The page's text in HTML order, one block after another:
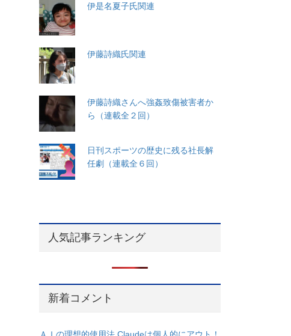
伊是名夏子氏関連
伊藤詩織氏関連
伊藤詩織さんへ強姦致傷被害者か
ら（連載全２回）
日刊スポーツの歴史に残る社長解
任劇（連載全６回）
人気記事ランキング
新着コメント